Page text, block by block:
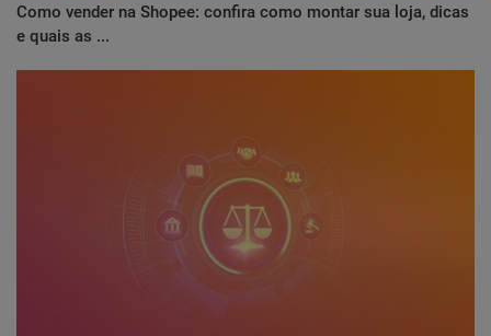
Como vender na Shopee: confira como montar sua loja, dicas
e quais as ...